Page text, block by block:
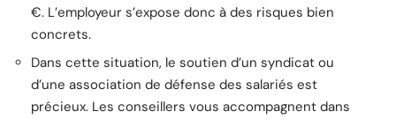
€. L’employeur s’expose donc à des risques bien
concrets.
Dans cette situation, le soutien d’un syndicat ou
d’une association de défense des salariés est
précieux. Les conseillers vous accompagnent dans